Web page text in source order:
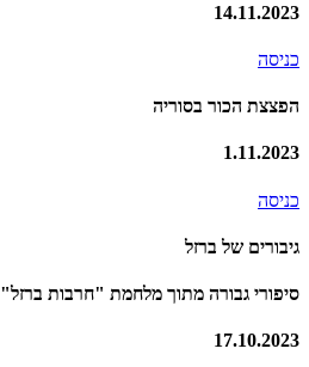
14.11.2023
כניסה
הפצצת הכור בסוריה
1.11.2023
כניסה
גיבורים של ברזל
סיפורי גבורה מתוך מלחמת "חרבות ברזל"
17.10.2023